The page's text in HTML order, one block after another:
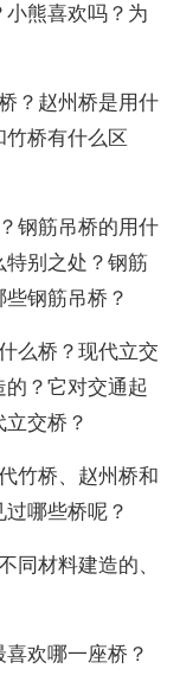
熊喜欢吗？为
？赵州桥是用什
竹桥有什么区
钢筋吊桥的用什
特别之处？钢筋
钢筋吊桥？
么桥？现代立交
？它对交通起
交桥？
竹桥、赵州桥和
哪些桥呢？
材料建造的、
欢哪一座桥？